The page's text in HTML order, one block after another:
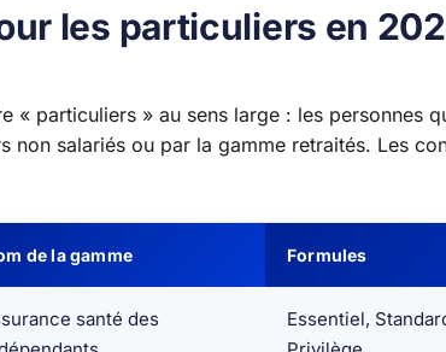
les particuliers en
« particuliers » au sens large : les personnes
non salariés ou par la gamme retraités. Les
de la gamme Formules
santé des
Essentiel,